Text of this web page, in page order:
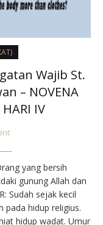
Wajib St.
– NOVENA
IV
yang bersih
gunung Allah dan
Sudah sejak kecil
pada hidup religius.
hidup wadat. Umur